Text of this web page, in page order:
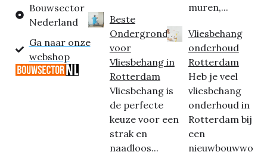
Bouwsector
Nederland
Ga naar onze
webshop
Beste
Ondergrond
voor
Vliesbehang in
Rotterdam
Vliesbehang is
de perfecte
keuze voor een
strak en
naadloos...
muren,...
Vliesbehang
onderhoud
Rotterdam
Heb je veel
vliesbehang
onderhoud in
Rotterdam bij
een
nieuwbouwwo